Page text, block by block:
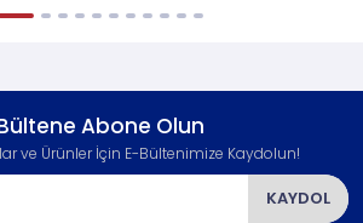
Bültene Abone Olun
ve Ürünler İçin E-Bültenimize Kaydolun!
KAYDOL